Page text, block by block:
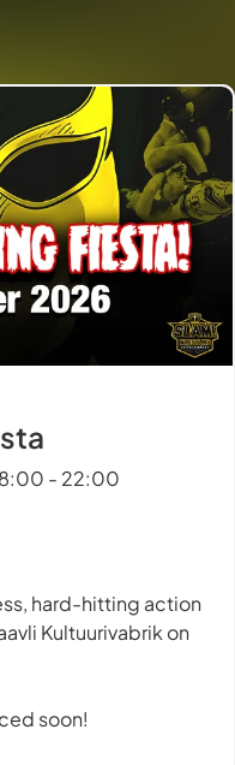
- 22:00
hard-hitting action
Kultuurivabrik on
soon!